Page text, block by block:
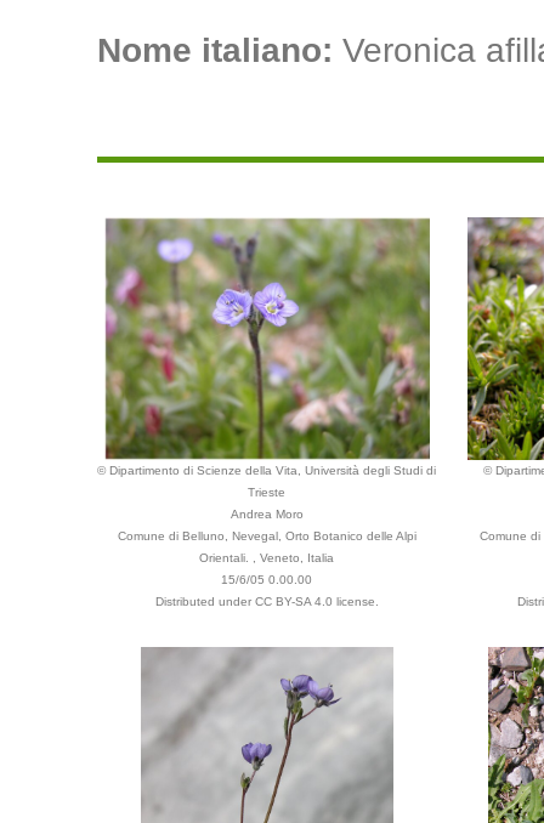
Nome italiano: Veronica
© Dipartimento di Scienze della Vita, Università degli Studi di
Trieste
Andrea Moro
Comune di Belluno, Nevegal, Orto Botanico delle Alpi
Orientali. , Veneto, Italia
15/6/05 0.00.00
Distributed under CC BY-SA 4.0 license.
©
Comune